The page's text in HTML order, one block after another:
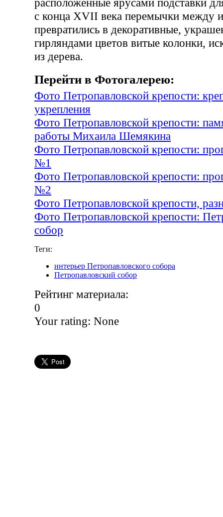
с конца XVII века перемычки между
превратились в декоративные,
гирляндами цветов витые колонки,
из дерева.
Перейти в Фотогалерею:
Фото Петропавловской крепости:
укрепления
Фото Петропавловской крепости:
работы Михаила Шемякина
Фото Петропавловской крепости:
№1
Фото Петропавловской крепости:
№2
Фото Петропавловской крепости,
Фото Петропавловской крепости:
собор
Теги:
интерьер Петропавловского собора
Петропавловский собор
Рейтинг материала:
0
Your rating: None